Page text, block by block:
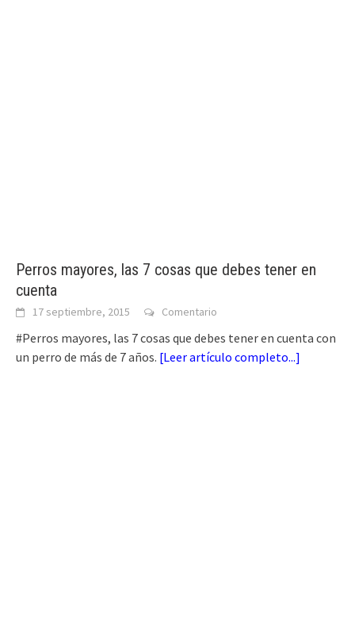
Perros mayores, las 7 cosas que debes tener en
cuenta
17 septiembre, 2015 Comentario
#Perros mayores, las 7 cosas que debes tener en cuenta con
un perro de más de 7 años. [Leer artículo completo...]